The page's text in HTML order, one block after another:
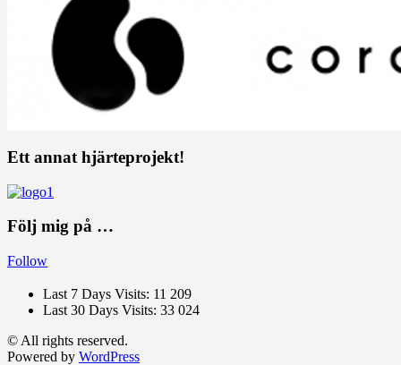
Ett annat hjärteprojekt!
Följ mig på …
Follow
Last 7 Days Visits: 11 209
Last 30 Days Visits: 33 024
© All rights reserved.
Powered by WordPress